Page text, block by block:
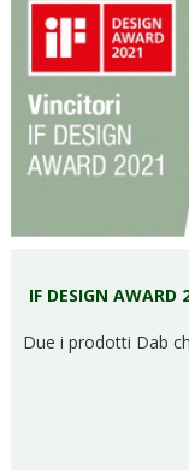
IF DESIGN
Due i prodotti Dab